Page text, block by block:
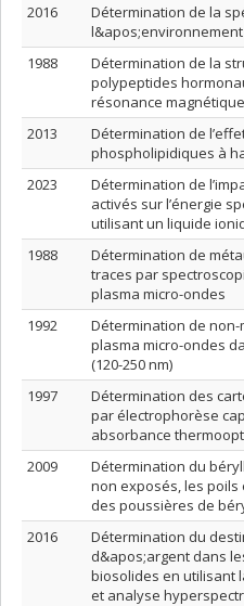
2016
Détermination de la
l&apos;environnement
1988
Détermination de la
polypeptides
résonance
2013
Détermination de
phospholipidiques à
2023
Détermination de
activés sur l’énergie
utilisant un liquide
1988
Détermination de
traces par
plasma micro-ondes
1992
Détermination de
plasma micro-ondes
(120-250 nm)
1997
Détermination des
par électrophorèse
absorbance
2009
Détermination du
non exposés, les
des poussières de
2016
Détermination du
d&apos;argent dans
biosolides en utilisant
et analyse